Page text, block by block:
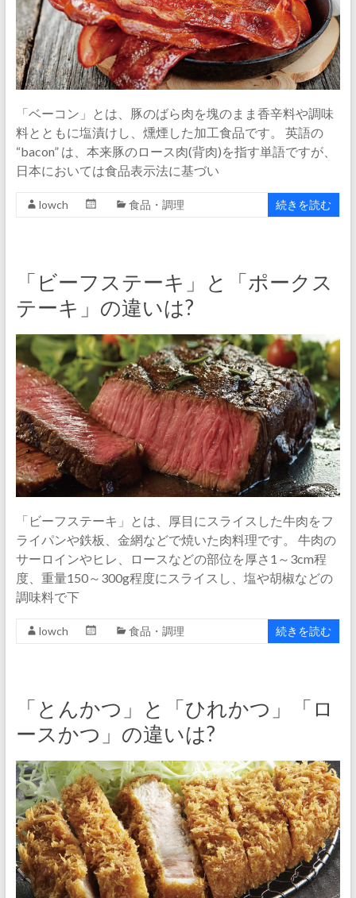
「ベーコン」とは、豚のばら肉を塊のまま香辛料や調味
料とともに塩漬けし、燻煙した加工食品です。 英語の
“bacon” は、本来豚のロース肉(背肉)を指す単語ですが、
日本においては食品表示法に基づい
lowch 食品・調理 続きを読む
「ビーフステーキ」と「ポークス
テーキ」の違いは?
「ビーフステーキ」とは、厚目にスライスした牛肉をフ
ライパンや鉄板、金網などで焼いた肉料理です。 牛肉の
サーロインやヒレ、ロースなどの部位を厚さ1～3cm程
度、重量150～300g程度にスライスし、塩や胡椒などの
調味料で下
lowch 食品・調理 続きを読む
「とんかつ」と「ひれかつ」「ロ
ースかつ」の違いは?